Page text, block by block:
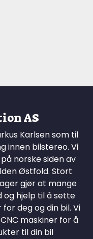
AS
Karlsen som til
innen bilstereo. Vi
norske siden av
Østfold. Stort
gjør at mange
og hjelp til å sette
deg og din bil. Vi
maskiner for å
til din bil